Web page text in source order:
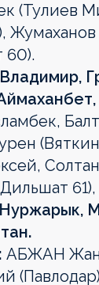
(Тулиев
60).
АБЖАН